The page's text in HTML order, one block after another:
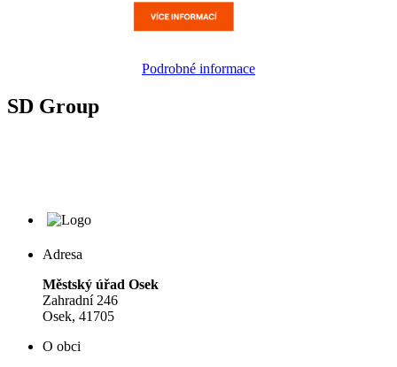
Podrobné informace
SD Group
Adresa
Městský úřad Osek
Zahradní 246
Osek, 41705
O obci